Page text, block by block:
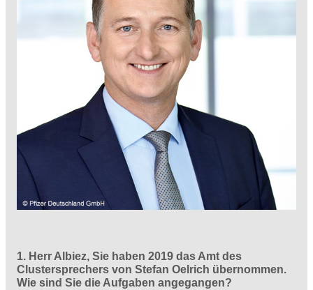
1. Herr Albiez, Sie haben 2019 das Amt des
Clustersprechers von Stefan Oelrich übernommen.
Wie sind Sie die Aufgaben angegangen?